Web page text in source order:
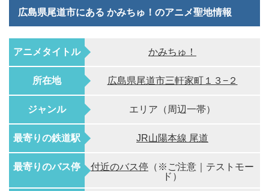
広島県尾道市にある かみちゅ！のアニメ聖地情報
アニメタイトル かみちゅ！
所在地 広島県尾道市三軒家町１３−２
ジャンル エリア（周辺一帯）
最寄りの鉄道駅 JR山陽本線 尾道
最寄りのバス停 付近のバス停 （※ご注意｜テストモー
ド）